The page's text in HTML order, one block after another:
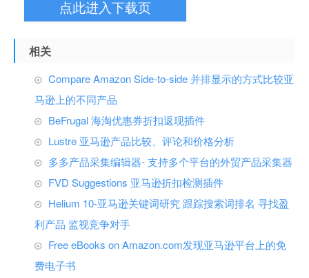
点此进入下载页
相关
Compare Amazon Side-to-side 并排显示的方式比较亚
马逊上的不同产品
BeFrugal 海淘优惠券折扣返现插件
Lustre 亚马逊产品比较、评论和价格分析
多多产品采集编辑器- 支持多个平台的外贸产品采集器
FVD Suggestions 亚马逊折扣检测插件
Helium 10-亚马逊关键词研究 跟踪搜索词排名 寻找盈
利产品 监视竞争对手
Free eBooks on Amazon.com发现亚马逊平台上的免
费电子书